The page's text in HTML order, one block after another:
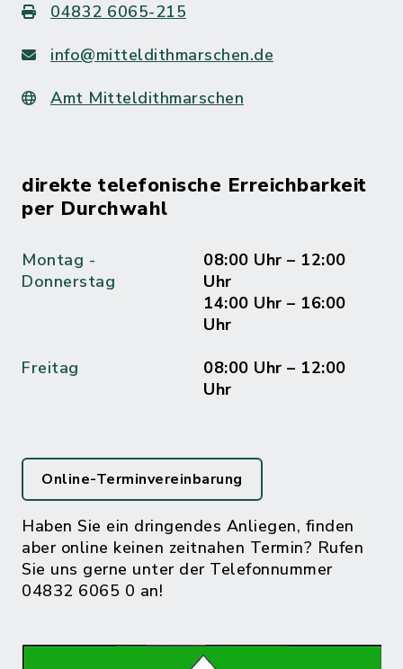
04832 6065-215
info@mitteldithmarschen.de
Amt Mitteldithmarschen
direkte telefonische Erreichbarkeit
per Durchwahl
Montag -
Donnerstag
08:00 Uhr – 12:00
Uhr
14:00 Uhr – 16:00
Uhr
Freitag
08:00 Uhr – 12:00
Uhr
Online-Terminvereinbarung
Haben Sie ein dringendes Anliegen, finden
aber online keinen zeitnahen Termin? Rufen
Sie uns gerne unter der Telefonnummer
04832 6065 0 an!